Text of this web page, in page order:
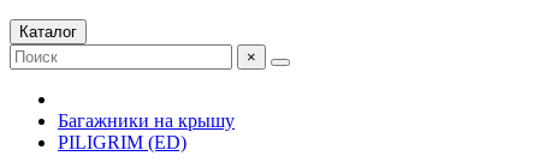
Каталог
×
Багажники на крышу
PILIGRIM (ED)